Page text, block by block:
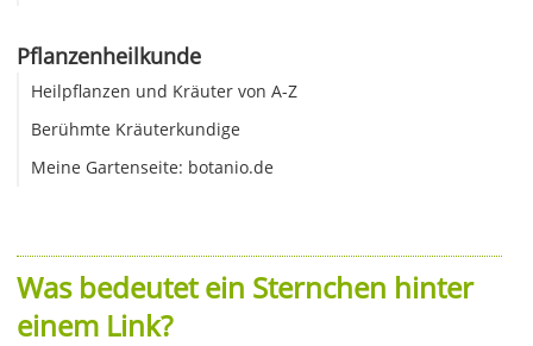
Pflanzenheilkunde
Heilpflanzen und Kräuter von A-Z
Berühmte Kräuterkundige
Meine Gartenseite: botanio.de
Was bedeutet ein Sternchen hinter
einem Link?